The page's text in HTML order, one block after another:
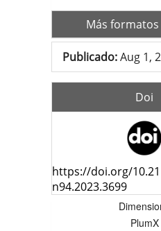
Más
Publicado:Aug 1,
Doi
https://doi.org/
n94.2023.3699
PlumX